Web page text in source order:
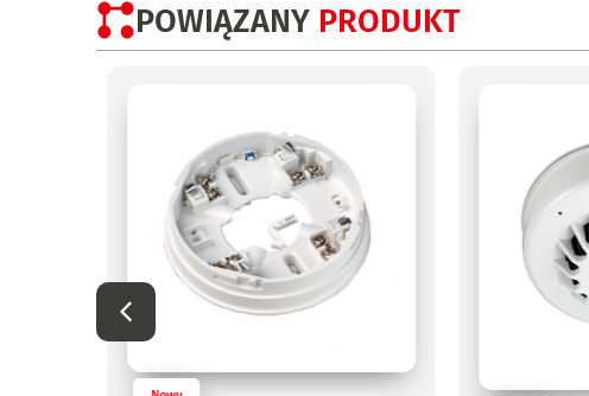
POWIĄZANY PRODUKT